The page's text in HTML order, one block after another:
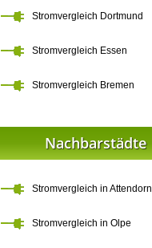
Stromvergleich Dortmund
Stromvergleich Essen
Stromvergleich Bremen
Nachbarstädte
Stromvergleich in Attendorn
Stromvergleich in Olpe